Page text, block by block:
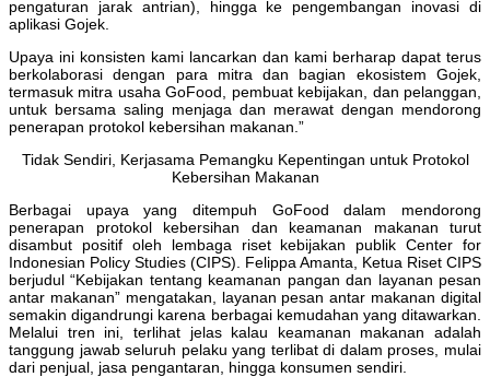
pengaturan jarak antrian), hingga ke pengembangan inovasi di
aplikasi Gojek.
Upaya ini konsisten kami lancarkan dan kami berharap dapat terus
berkolaborasi dengan para mitra dan bagian ekosistem Gojek,
termasuk mitra usaha GoFood, pembuat kebijakan, dan pelanggan,
untuk bersama saling menjaga dan merawat dengan mendorong
penerapan protokol kebersihan makanan.”
Tidak Sendiri, Kerjasama Pemangku Kepentingan untuk Protokol
Kebersihan Makanan
Berbagai upaya yang ditempuh GoFood dalam mendorong
penerapan protokol kebersihan dan keamanan makanan turut
disambut positif oleh lembaga riset kebijakan publik Center for
Indonesian Policy Studies (CIPS). Felippa Amanta, Ketua Riset CIPS
berjudul “Kebijakan tentang keamanan pangan dan layanan pesan
antar makanan” mengatakan, layanan pesan antar makanan digital
semakin digandrungi karena berbagai kemudahan yang ditawarkan.
Melalui tren ini, terlihat jelas kalau keamanan makanan adalah
tanggung jawab seluruh pelaku yang terlibat di dalam proses, mulai
dari penjual, jasa pengantaran, hingga konsumen sendiri.